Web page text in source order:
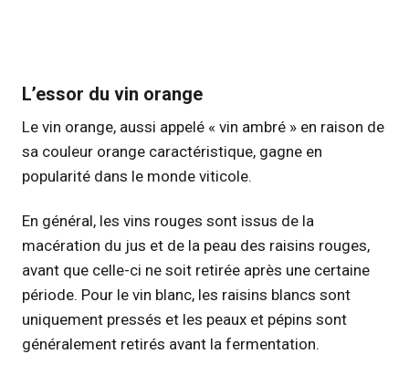
L’essor du vin orange
Le vin orange, aussi appelé « vin ambré » en raison de
sa couleur orange caractéristique, gagne en
popularité dans le monde viticole.
En général, les vins rouges sont issus de la
macération du jus et de la peau des raisins rouges,
avant que celle-ci ne soit retirée après une certaine
période. Pour le vin blanc, les raisins blancs sont
uniquement pressés et les peaux et pépins sont
généralement retirés avant la fermentation.